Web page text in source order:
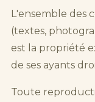
L'ensemble des
(textes,
est la propriété
de ses ayants
Toute